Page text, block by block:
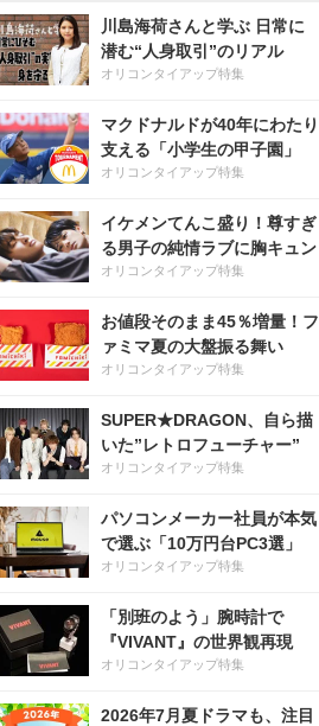
川島海荷さんと学ぶ 日常に
潜む“人身取引”のリアル
オリコンタイアップ特集
マクドナルドが40年にわたり
支える「小学生の甲子園」
オリコンタイアップ特集
イケメンてんこ盛り！尊すぎ
る男子の純情ラブに胸キュン
オリコンタイアップ特集
お値段そのまま45％増量！フ
ァミマ夏の大盤振る舞い
オリコンタイアップ特集
SUPER★DRAGON、自ら描
いた”レトロフューチャー”
オリコンタイアップ特集
パソコンメーカー社員が本気
で選ぶ「10万円台PC3選」
オリコンタイアップ特集
「別班のよう」腕時計で
『VIVANT』の世界観再現
オリコンタイアップ特集
2026年7月夏ドラマも、注目